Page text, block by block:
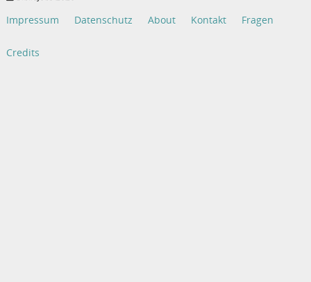
Impressum Datenschutz About Kontakt Fragen
Credits